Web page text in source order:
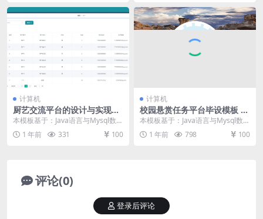
计算机
厨艺交流平台的设计与实现代
码毕设模板 毕业设计模板及毕
业论文
本模板基于：Java语言与Mysql数据
库开发 系统实现 食材分类管理 管
理员管...
1 年前 331 100
计算机
校园悬赏任务平台毕设模板 毕
业设计模板及毕业论文
本模板基于：Java语言与Mysql数据
库开发 系统功能实现 管理员功能介
绍 管...
1 年前 798 100
评论(0)
登录后评论